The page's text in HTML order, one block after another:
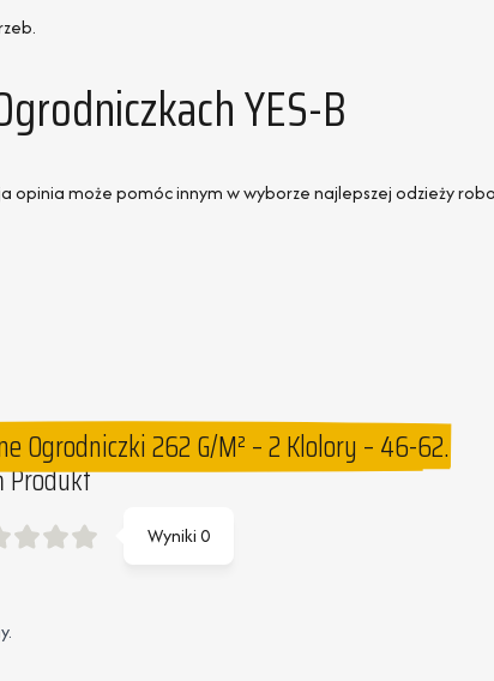
YES-B
może pomóc innym w wyborze najlepszej odzieży
Ogrodniczki 262 G/m² – 2 Klolory – 46-62.
Produkt
Wyniki0